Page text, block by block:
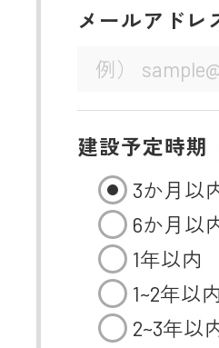
メールアドレ
建設予定時期
3か月以
6か月以
1年以内
1~2年以内
2~3年以